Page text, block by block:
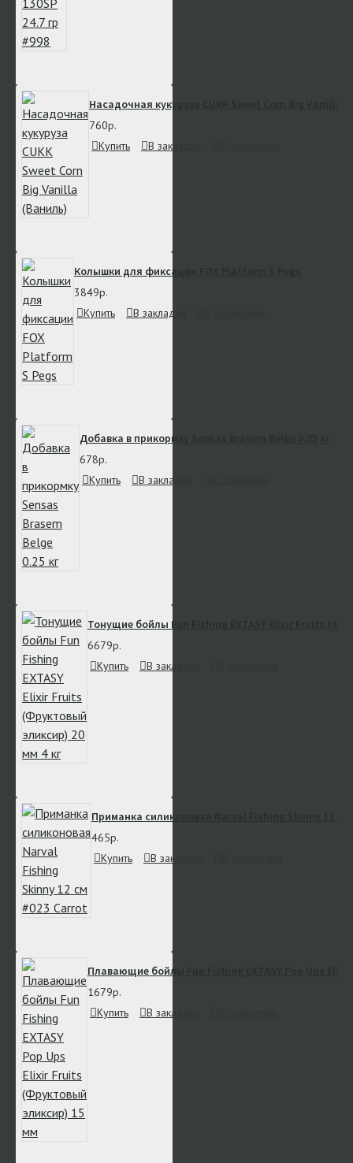
Насадочная кукуруза CUKK Sweet Corn Big Vanilla
760р.
Купить
В закладки
Колышки для фиксации FOX Platform S Pegs
3849р.
Купить
В закладки
Добавка в прикормку Sensas Brasem Belge 0.25 кг
678р.
Купить
В закладки
Тонущие бойлы Fun Fishing EXTASY Elixir Fruits
6679р.
Купить
В закладки
Приманка силиконовая Narval Fishing Skinny 12 см
465р.
Купить
В закладки
Плавающие бойлы Fun Fishing EXTASY Pop Ups
1679р.
Купить
В закладки